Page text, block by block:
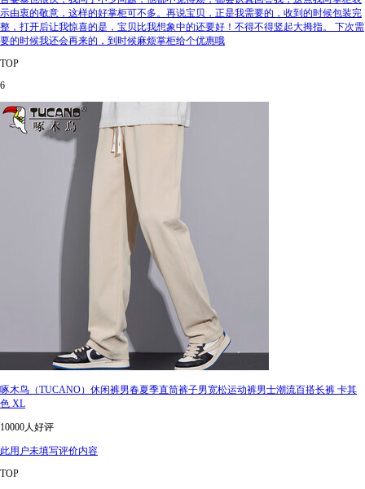
示由衷的敬意，这样的好掌柜可不多。再说宝贝，正是我需要的，收到的时候包装完
整，打开后让我惊喜的是，宝贝比我想象中的还要好！不得不得竖起大拇指。 下次需
要的时候我还会再来的，到时候麻烦掌柜给个优惠哦
TOP
6
啄木鸟（TUCANO）休闲裤男春夏季直筒裤子男宽松运动裤男士潮流百搭长裤 卡其
色 XL
10000人好评
此用户未填写评价内容
TOP